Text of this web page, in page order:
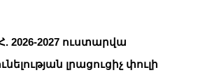
2026-2027 ուստարվա
լրացուցիչ փուլի